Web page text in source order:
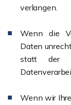
verlangen.
Wenn die
Daten
statt der
Wenn wir